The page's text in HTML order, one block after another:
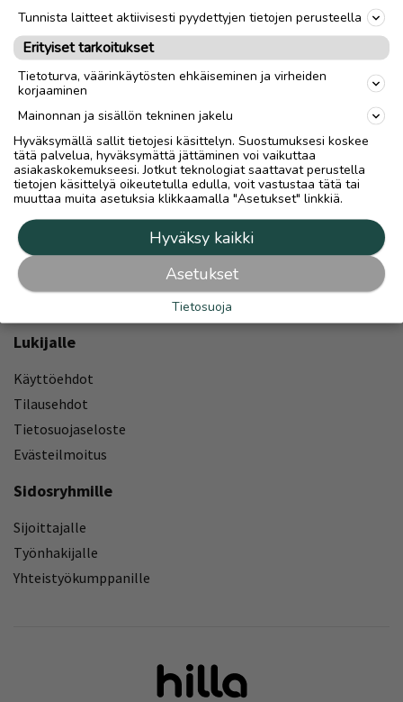
Rantakatu 10 / PL 45
Puh: 020 750 4469
Tuottajan yhteystiedot
Medianvapausasetus
Tietosuojalauseke
Tietosuojakuvaus
Tietosuoja-asetukset
Mainostajalle
Mainostajalle
Mediatiedot
Lukijalle
Käyttöehdot
Tilausehdot
Tietosuojaseloste
Evästeilmoitus
Sidosryhmille
Sijoittajalle
Työnhakijalle
Yhteistyökumppanille
Tunnista laitteet aktiivisesti pyydettyjen tietojen perusteella
Erityiset tarkoitukset
Tietoturva, väärinkäytösten ehkäiseminen ja virheiden
korjaaminen
Mainonnan ja sisällön tekninen jakelu
Hyväksymällä sallit tietojesi käsittelyn. Suostumuksesi koskee
tätä palvelua, hyväksymättä jättäminen voi vaikuttaa
asiakaskokemukseesi. Jotkut teknologiat saattavat perustella
tietojen käsittelyä oikeutetulla edulla, voit vastustaa tätä tai
muuttaa muita asetuksia klikkaamalla "Asetukset" linkkiä.
Hyväksy kaikki
Asetukset
Tietosuoja